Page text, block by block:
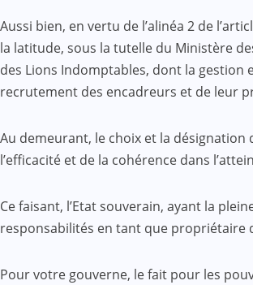
Aussi bien, en vertu de l’alinéa 2 de
la latitude, sous la tutelle du Ministère
des Lions Indomptables, dont la gestion
recrutement des encadreurs et de leur
Au demeurant, le choix et la désignation
l’efficacité et de la cohérence dans
Ce faisant, l’Etat souverain, ayant la
responsabilités en tant que propriétaire
Pour votre gouverne, le fait pour les